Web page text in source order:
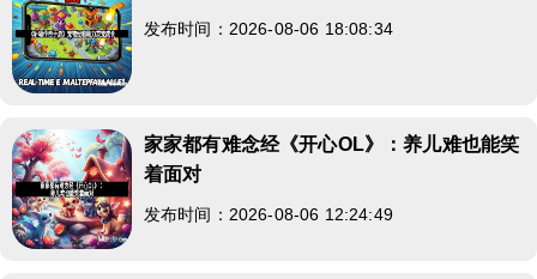
发布时间：2026-08-06 18:08:34
家家都有难念经《开心OL》：养儿难也能笑
着面对
发布时间：2026-08-06 12:24:49